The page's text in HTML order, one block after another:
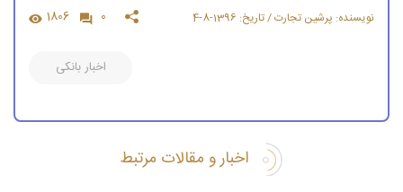
نویسنده: پرشین تجارت / تاریخ: 1396-8-4 0
1806
اخبار بانکی
اخبار و مقالات مرتبط